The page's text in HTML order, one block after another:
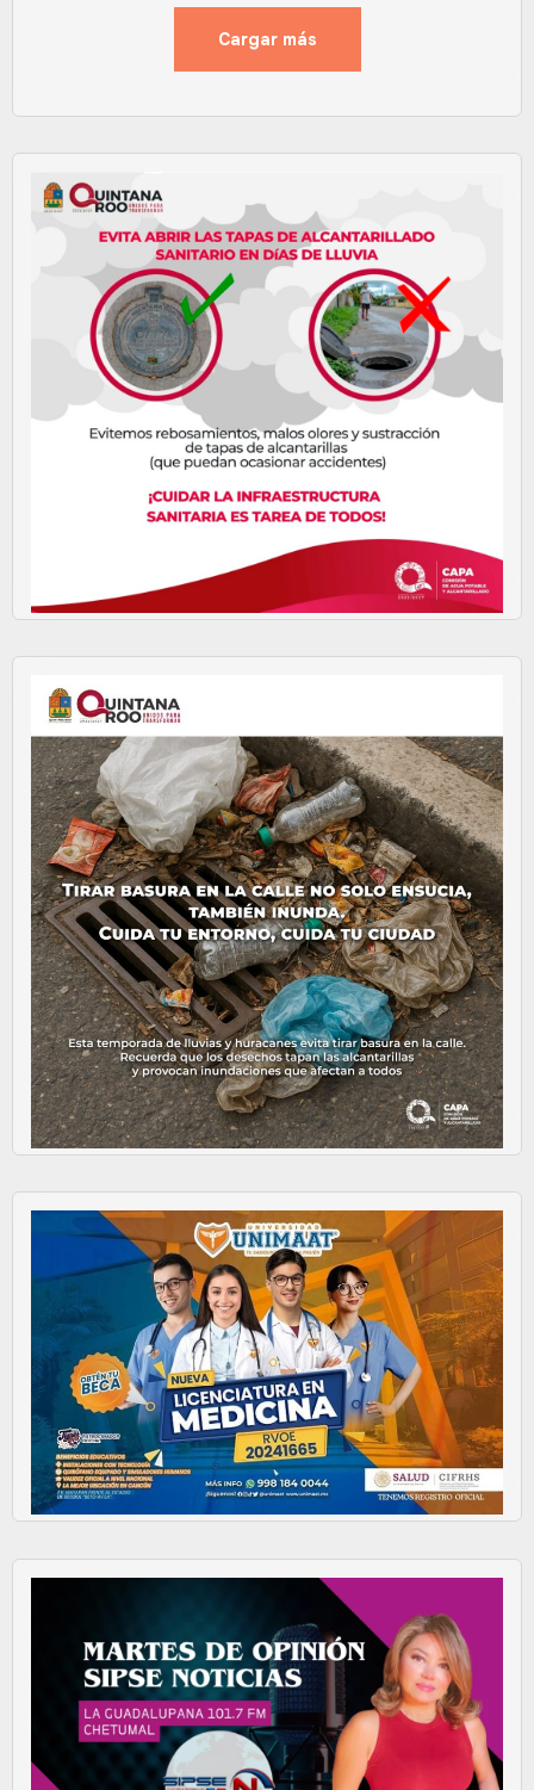
Cargar más